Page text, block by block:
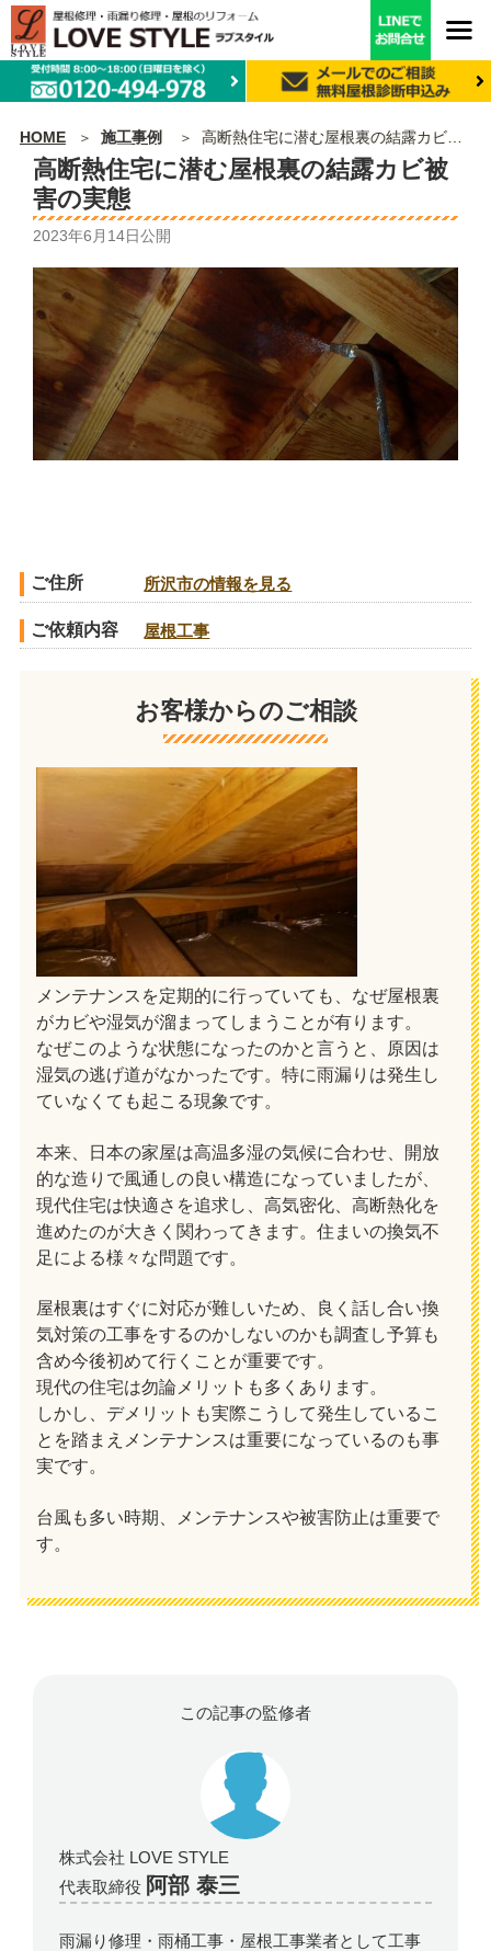
HOME 施工事例 高断熱住宅に潜む屋根裏の結露カビ被害の実態
高断熱住宅に潜む屋根裏の結露カビ被
害の実態
2023年6月14日公開
ご住所 所沢市の情報を見る
ご依頼内容 屋根工事
お客様からのご相談
メンテナンスを定期的に行っていても、なぜ屋根裏
がカビや湿気が溜まってしまうことが有ります。
なぜこのような状態になったのかと言うと、原因は
湿気の逃げ道がなかったです。特に雨漏りは発生し
ていなくても起こる現象です。
本来、日本の家屋は高温多湿の気候に合わせ、開放
的な造りで風通しの良い構造になっていましたが、
現代住宅は快適さを追求し、高気密化、高断熱化を
進めたのが大きく関わってきます。住まいの換気不
足による様々な問題です。
屋根裏はすぐに対応が難しいため、良く話し合い換
気対策の工事をするのかしないのかも調査し予算も
含め今後初めて行くことが重要です。
現代の住宅は勿論メリットも多くあります。
しかし、デメリットも実際こうして発生しているこ
とを踏まえメンテナンスは重要になっているのも事
実です。
台風も多い時期、メンテナンスや被害防止は重要で
す。
この記事の監修者
株式会社 LOVE STYLE
代表取締役 阿部 泰三
雨漏り修理・雨桶工事・屋根工事業者として工事